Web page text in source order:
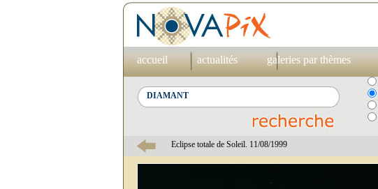
accueil actualités galeries par thèmes
Eclipse totale de Soleil. 11/08/1999